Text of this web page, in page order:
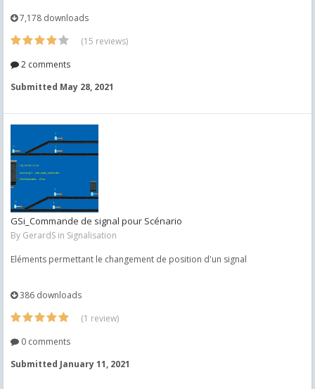
7,178 downloads
(15 reviews)
2 comments
Submitted May 28, 2021
GSi_Commande de signal pour Scénario
By GerardS in Signalisation
Eléments permettant le changement de position d'un signal
386 downloads
(1 review)
0 comments
Submitted January 11, 2021